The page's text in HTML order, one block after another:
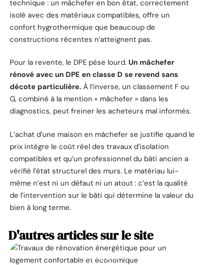
technique : un mâchefer en bon état, correctement
isolé avec des matériaux compatibles, offre un
confort hygrothermique que beaucoup de
constructions récentes n’atteignent pas.
Pour la revente, le DPE pèse lourd. Un mâchefer
rénové avec un DPE en classe D se revend sans
décote particulière. À l’inverse, un classement F ou
G, combiné à la mention « mâchefer » dans les
diagnostics, peut freiner les acheteurs mal informés.
L’achat d’une maison en mâchefer se justifie quand le
prix intègre le coût réel des travaux d’isolation
compatibles et qu’un professionnel du bâti ancien a
vérifié l’état structurel des murs. Le matériau lui-
même n’est ni un défaut ni un atout : c’est la qualité
de l’intervention sur le bâti qui détermine la valeur du
bien à long terme.
D'autres articles sur le site
ACTUALITÉ